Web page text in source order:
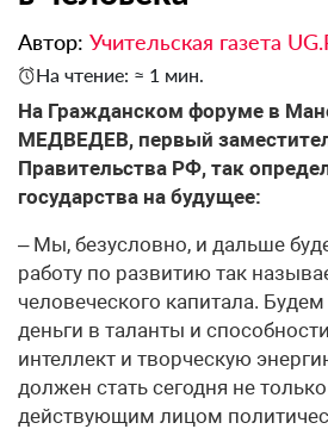
Автор: Учительская газета
На чтение: ≈ 1 мин.
На Гражданском форуме в
МЕДВЕДЕВ, первый
Правительства РФ, так
государства на будущее:
– Мы, безусловно, и дальше
работу по развитию так
человеческого капитала.
деньги в таланты и
интеллект и творческую
должен стать сегодня не
действующим лицом